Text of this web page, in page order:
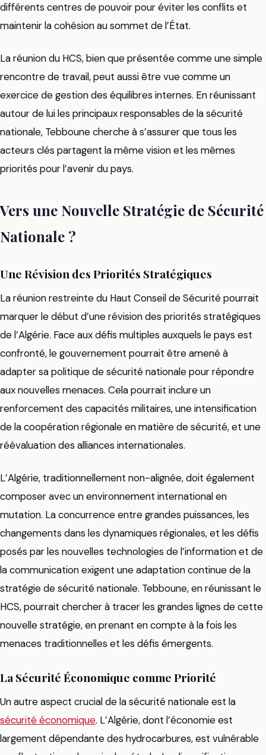
différents centres de pouvoir pour éviter les conflits et
maintenir la cohésion au sommet de l’État.
La réunion du HCS, bien que présentée comme une simple
rencontre de travail, peut aussi être vue comme un
exercice de gestion des équilibres internes. En réunissant
autour de lui les principaux responsables de la sécurité
nationale, Tebboune cherche à s’assurer que tous les
acteurs clés partagent la même vision et les mêmes
priorités pour l’avenir du pays.
Vers une Nouvelle Stratégie de Sécurité
Nationale ?
Une Révision des Priorités Stratégiques
La réunion restreinte du Haut Conseil de Sécurité pourrait
marquer le début d’une révision des priorités stratégiques
de l’Algérie. Face aux défis multiples auxquels le pays est
confronté, le gouvernement pourrait être amené à
adapter sa politique de sécurité nationale pour répondre
aux nouvelles menaces. Cela pourrait inclure un
renforcement des capacités militaires, une intensification
de la coopération régionale en matière de sécurité, et une
réévaluation des alliances internationales.
L’Algérie, traditionnellement non-alignée, doit également
composer avec un environnement international en
mutation. La concurrence entre grandes puissances, les
changements dans les dynamiques régionales, et les défis
posés par les nouvelles technologies de l’information et de
la communication exigent une adaptation continue de la
stratégie de sécurité nationale. Tebboune, en réunissant le
HCS, pourrait chercher à tracer les grandes lignes de cette
nouvelle stratégie, en prenant en compte à la fois les
menaces traditionnelles et les défis émergents.
La Sécurité Économique comme Priorité
Un autre aspect crucial de la sécurité nationale est la
sécurité économique. L’Algérie, dont l’économie est
largement dépendante des hydrocarbures, est vulnérable